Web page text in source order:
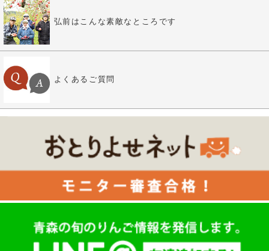
弘前はこんな素敵なところです
よくあるご質問